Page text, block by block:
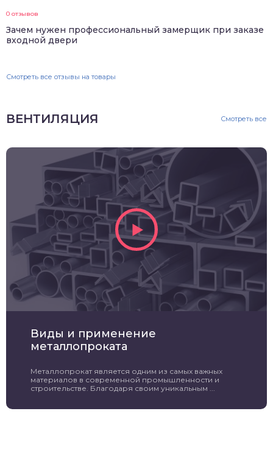
0 отзывов
Зачем нужен профессиональный замерщик при заказе
входной двери
Смотреть все отзывы на товары
ВЕНТИЛЯЦИЯ Смотреть все
Виды и применение
металлопроката
Металлопрокат является одним из самых важных
материалов в современной промышленности и
строительстве. Благодаря своим уникальным ...